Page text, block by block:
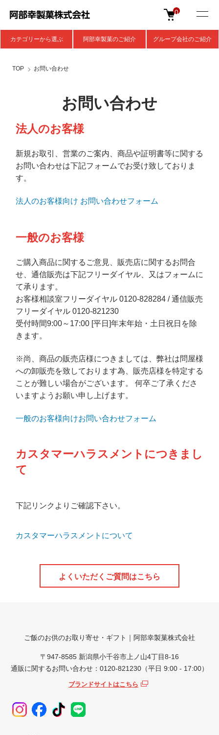
0
カテゴリーから選ぶ 阿部幸製菓のご紹介 グループ会社のご紹介
TOP お問い合わせ
お問い合わせ
法人のお客様
新規お取引、営業のご案内、商品や証明書等に関する
お問い合わせは下記フォームでお受け致しておりま
す。
法人のお客様向け お問い合わせフォーム
一般のお客様
ご購入商品に関するご意見、販売店に関するお問合
せ、通信販売は下記フリーダイヤル、又はフォームに
て承ります。
お客様相談室フリーダイヤル 0120-828284 / 通信販売
フリーダイヤル 0120-821230
受付時間9:00～17:00 [平日]年末年始・土日祝日を除
きます。
※尚、商品の販売店様につきましては、弊社は問屋様
への卸販売を致しております為、販売店様を特定する
ことが難しい場合がございます。 何卒ご了承くださ
いますようお願い申し上げます。
一般のお客様向けお問い合わせフォーム
カスタマーハラスメントにつきまし
て
下記リンクよりご確認下さい。
カスタマーハラスメントについて
よくいただくご質問はこちら
ご飯のお供のお取り寄せ・ギフト｜阿部幸製菓株式会社
〒947-8585 新潟県小千谷市上ノ山4丁目8-16
通販に関するお問い合わせ：0120-821230（平日 9:00 - 17:00）
ブランドサイトはこちら